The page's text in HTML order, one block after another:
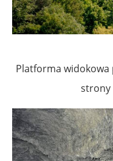
Platforma widokowa
strony